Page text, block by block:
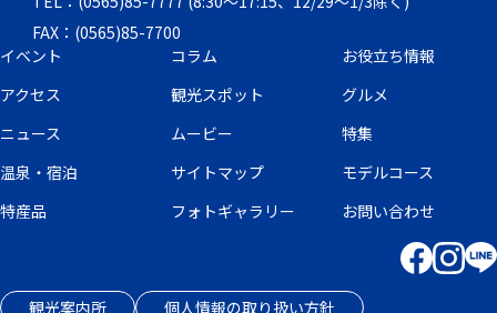
〒471-0034 豊田市小坂本町1丁目25番地 豊田商工会議所1階
TEL：(0565)85-7777 (8:30～17:15、12/29～1/3除く)
イベント
コラム
お役立ち情報
アクセス
観光スポット
グルメ
ニュース
ムービー
特集
温泉・宿泊
サイトマップ
モデルコース
お問い合わせ